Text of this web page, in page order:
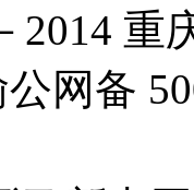
2014
网备